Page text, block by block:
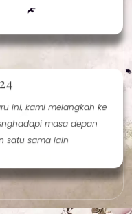
ini, kami melangkah ke
masa depan
satu sama lain